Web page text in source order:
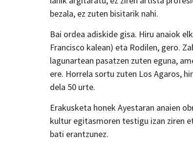
bezala, ez zuten bisitarik nahi.
Bai ordea adiskide gisa. Hiru anaiok
Francisco kalean) eta Rodilen, gero.
lagunartean pasatzen zuten eguna,
ere. Horrela sortu zuten Los Agaros,
dela 50 urte.
Erakusketa honek Ayestaran anaien
kultur egitasmoren testigu izan ziren
bati erantzunez.